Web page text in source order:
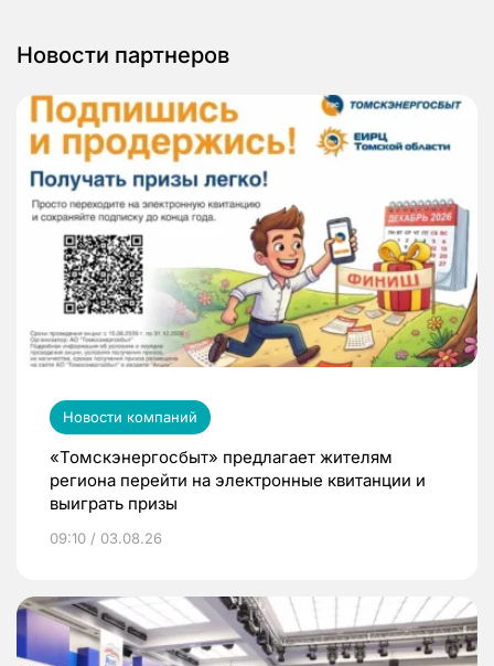
Новости партнеров
Новости компаний
«Томскэнергосбыт» предлагает жителям
региона перейти на электронные квитанции и
выиграть призы
09:10 / 03.08.26